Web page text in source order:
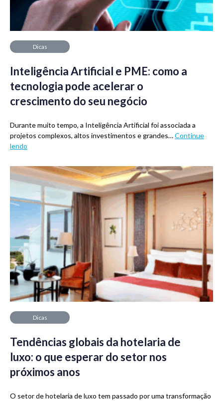
Dicas
Inteligência Artificial e PME: como a
tecnologia pode acelerar o
crescimento do seu negócio
Durante muito tempo, a Inteligência Artificial foi associada a
projetos complexos, altos investimentos e grandes…Continue
lendo
Dicas
Tendências globais da hotelaria de
luxo: o que esperar do setor nos
próximos anos
O setor de hotelaria de luxo tem passado por uma transformação